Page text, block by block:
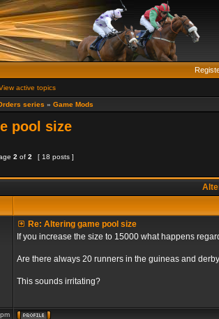
active topics
series » Game Mods
pool size
2 of 2
[ 18 posts ]
Re: Altering game pool size
If you increase the size to 15000 what happens
Are there always 20 runners in the guineas and
This sounds irritating?